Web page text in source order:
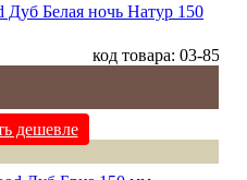
Дуб Белая ночь Натур 150
код товара: 03-85
дешевле